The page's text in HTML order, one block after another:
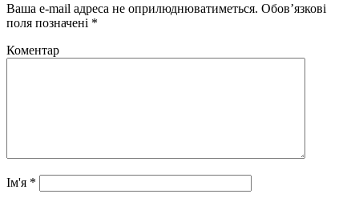
Ваша e-mail адреса не оприлюднюватиметься. Обов’язкові
поля позначені *
Коментар
Ім'я *